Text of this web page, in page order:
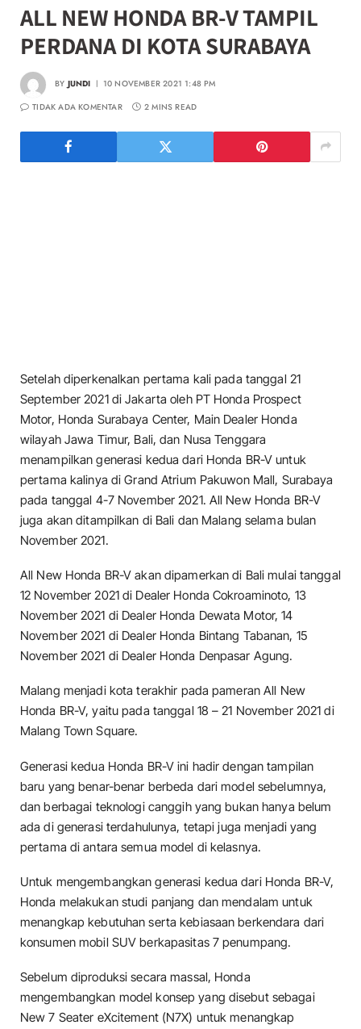
ALL NEW HONDA BR-V TAMPIL
PERDANA DI KOTA SURABAYA
BY JUNDI
10 NOVEMBER 2021 1:48 PM
TIDAK ADA KOMENTAR
2 MINS READ
Setelah diperkenalkan pertama kali pada tanggal 21
September 2021 di Jakarta oleh PT Honda Prospect
Motor, Honda Surabaya Center, Main Dealer Honda
wilayah Jawa Timur, Bali, dan Nusa Tenggara
menampilkan generasi kedua dari Honda BR-V untuk
pertama kalinya di Grand Atrium Pakuwon Mall, Surabaya
pada tanggal 4-7 November 2021. All New Honda BR-V
juga akan ditampilkan di Bali dan Malang selama bulan
November 2021.
All New Honda BR-V akan dipamerkan di Bali mulai tanggal
12 November 2021 di Dealer Honda Cokroaminoto, 13
November 2021 di Dealer Honda Dewata Motor, 14
November 2021 di Dealer Honda Bintang Tabanan, 15
November 2021 di Dealer Honda Denpasar Agung.
Malang menjadi kota terakhir pada pameran All New
Honda BR-V, yaitu pada tanggal 18 – 21 November 2021 di
Malang Town Square.
Generasi kedua Honda BR-V ini hadir dengan tampilan
baru yang benar-benar berbeda dari model sebelumnya,
dan berbagai teknologi canggih yang bukan hanya belum
ada di generasi terdahulunya, tetapi juga menjadi yang
pertama di antara semua model di kelasnya.
Untuk mengembangkan generasi kedua dari Honda BR-V,
Honda melakukan studi panjang dan mendalam untuk
menangkap kebutuhan serta kebiasaan berkendara dari
konsumen mobil SUV berkapasitas 7 penumpang.
Sebelum diproduksi secara massal, Honda
mengembangkan model konsep yang disebut sebagai
New 7 Seater eXcitement (N7X) untuk menangkap